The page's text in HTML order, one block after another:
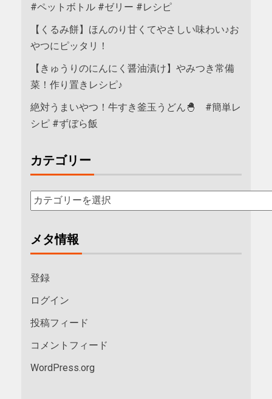
#ペットボトル #ゼリー #レシピ
【くるみ餅】ほんのり甘くてやさしい味わい♪お
やつにピッタリ！
【きゅうりのにんにく醤油漬け】やみつき常備
菜！作り置きレシピ♪
絶対うまいやつ！牛すき釜玉うどん🐣 #簡単レ
シピ #ずぼら飯
カテゴリー
メタ情報
登録
ログイン
投稿フィード
コメントフィード
WordPress.org